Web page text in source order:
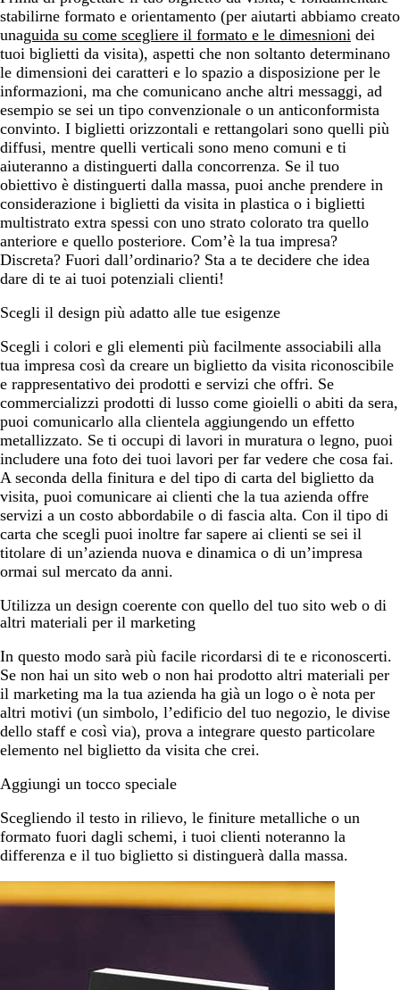
stabilirne formato e orientamento (per aiutarti abbiamo creato
unaguida su come scegliere il formato e le dimesnioni dei
tuoi biglietti da visita), aspetti che non soltanto determinano
le dimensioni dei caratteri e lo spazio a disposizione per le
informazioni, ma che comunicano anche altri messaggi, ad
esempio se sei un tipo convenzionale o un anticonformista
convinto. I biglietti orizzontali e rettangolari sono quelli più
diffusi, mentre quelli verticali sono meno comuni e ti
aiuteranno a distinguerti dalla concorrenza. Se il tuo
obiettivo è distinguerti dalla massa, puoi anche prendere in
considerazione i biglietti da visita in plastica o i biglietti
multistrato extra spessi con uno strato colorato tra quello
anteriore e quello posteriore. Com’è la tua impresa?
Discreta? Fuori dall’ordinario? Sta a te decidere che idea
dare di te ai tuoi potenziali clienti!
Scegli il design più adatto alle tue esigenze
Scegli i colori e gli elementi più facilmente associabili alla
tua impresa così da creare un biglietto da visita riconoscibile
e rappresentativo dei prodotti e servizi che offri. Se
commercializzi prodotti di lusso come gioielli o abiti da sera,
puoi comunicarlo alla clientela aggiungendo un effetto
metallizzato. Se ti occupi di lavori in muratura o legno, puoi
includere una foto dei tuoi lavori per far vedere che cosa fai.
A seconda della finitura e del tipo di carta del biglietto da
visita, puoi comunicare ai clienti che la tua azienda offre
servizi a un costo abbordabile o di fascia alta. Con il tipo di
carta che scegli puoi inoltre far sapere ai clienti se sei il
titolare di un’azienda nuova e dinamica o di un’impresa
ormai sul mercato da anni.
Utilizza un design coerente con quello del tuo sito web o di
altri materiali per il marketing
In questo modo sarà più facile ricordarsi di te e riconoscerti.
Se non hai un sito web o non hai prodotto altri materiali per
il marketing ma la tua azienda ha già un logo o è nota per
altri motivi (un simbolo, l’edificio del tuo negozio, le divise
dello staff e così via), prova a integrare questo particolare
elemento nel biglietto da visita che crei.
Aggiungi un tocco speciale
Scegliendo il testo in rilievo, le finiture metalliche o un
formato fuori dagli schemi, i tuoi clienti noteranno la
differenza e il tuo biglietto si distinguerà dalla massa.